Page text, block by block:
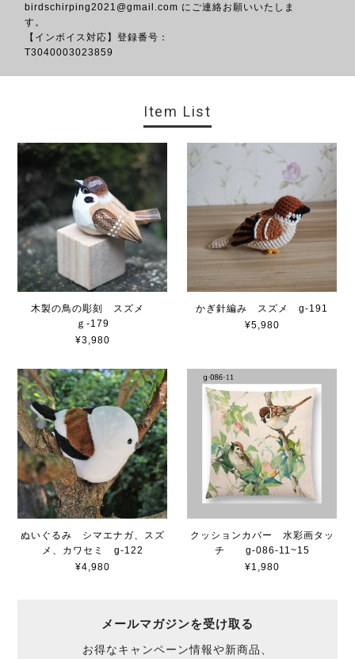
birdschirping2021@gmail.com にご連絡お願いいたしま
す。
【インボイス対応】登録番号：
Item List
木製の鳥の彫刻 スズメ
ｇ-179
¥3,980
かぎ針編み スズメ g-191
¥5,980
ぬいぐるみ シマエナガ、スズ
メ、カワセミ g-122
¥4,980
クッションカバー 水彩画タッ
チ g-086-11~15
¥1,980
メールマガジンを受け取る
お得なキャンペーン情報や新商品、